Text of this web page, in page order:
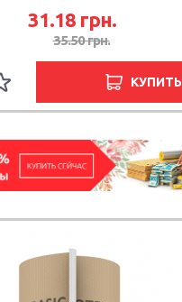
31.18 грн.
35.50грн.
КУПИТЬ